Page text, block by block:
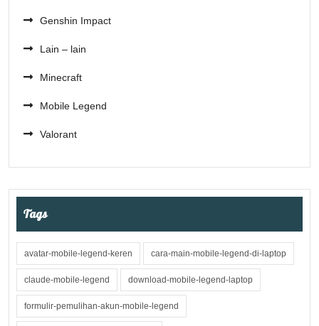
Genshin Impact
Lain – lain
Minecraft
Mobile Legend
Valorant
Tags
avatar-mobile-legend-keren cara-main-mobile-legend-di-laptop
claude-mobile-legend download-mobile-legend-laptop
formulir-pemulihan-akun-mobile-legend